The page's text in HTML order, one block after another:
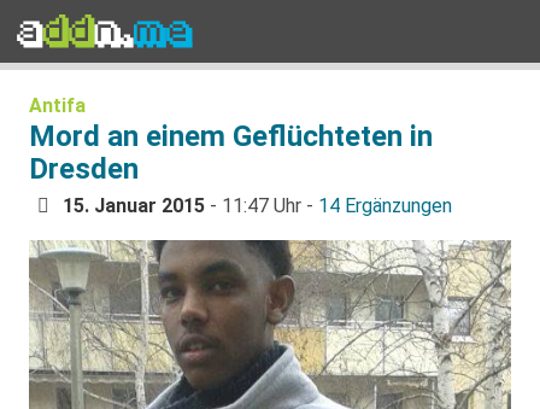
Antifa
Mord an einem Geflüchteten in
Dresden
15. Januar 2015 - 11:47 Uhr - 14 Ergänzungen